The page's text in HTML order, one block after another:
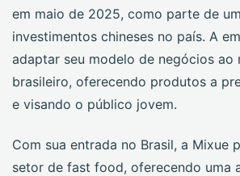
em maio de 2025, como parte de
investimentos chineses no país. A
adaptar seu modelo de negócios ao
brasileiro, oferecendo produtos a
e visando o público jovem.
Com sua entrada no Brasil, a Mixue
setor de fast food, oferecendo uma